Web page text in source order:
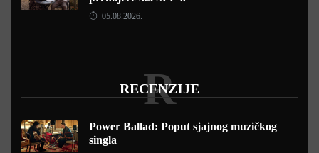
05.08.2026.
RECENZIJE
R
Power Ballad: Poput sjajnog muzičkog
singla